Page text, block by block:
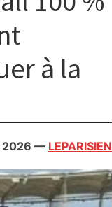
à la
2026 — LEPARISIEN